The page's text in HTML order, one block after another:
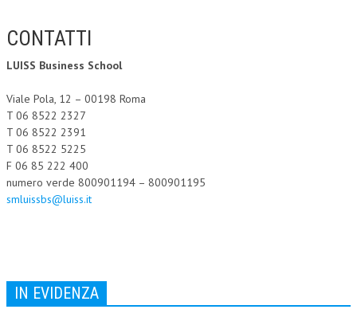
CONTATTI
LUISS Business School
Viale Pola, 12 – 00198 Roma
T 06 8522 2327
T 06 8522 2391
T 06 8522 5225
F 06 85 222 400
numero verde 800901194 – 800901195
smluissbs@luiss.it
IN EVIDENZA